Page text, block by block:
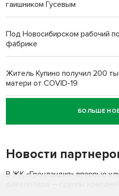
гаишником Гусевым
Под Новосибирском рабочий
фабрике
Житель Купино получил 200
матери от COVID-19
Новосибирский суд наказал
пенсионерки на вокзале
«Мы живём на пастбище!»: в
терроризируют жителей
БОЛЬШЕ
Новости
В ЖК «Гренландия» впервые